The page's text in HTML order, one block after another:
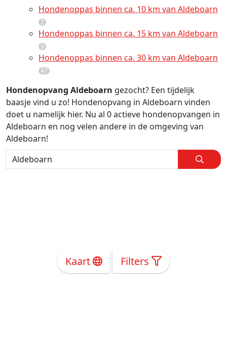
Hondenoppas binnen ca. 10 km van Aldeboarn
2
Hondenoppas binnen ca. 15 km van Aldeboarn
9
Hondenoppas binnen ca. 30 km van Aldeboarn
47
Hondenopvang Aldeboarn gezocht? Een tijdelijk
baasje vind u zo! Hondenopvang in Aldeboarn vinden
doet u namelijk hier. Nu al 0 actieve hondenopvangen in
Aldeboarn en nog velen andere in de omgeving van
Aldeboarn!
Kaart Filters